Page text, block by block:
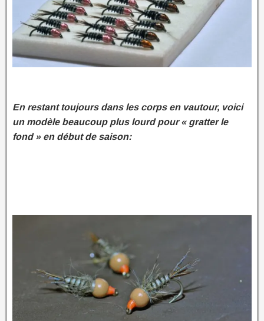
En restant toujours dans les corps en vautour, voici
un modèle beaucoup plus lourd pour « gratter le
fond » en début de saison: